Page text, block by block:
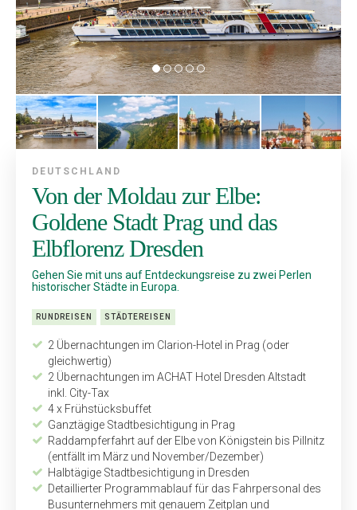
DEUTSCHLAND
Von der Moldau zur Elbe:
Goldene Stadt Prag und das
Elbflorenz Dresden
Gehen Sie mit uns auf Entdeckungsreise zu zwei Perlen
his­torischer Städte in Europa.
RUNDREISEN STÄDTEREISEN
2 Übernachtungen im Clarion-Hotel in Prag (oder
gleichwertig)
2 Übernachtungen im ACHAT Hotel Dresden Altstadt
inkl. City-Tax
4 x Frühstücksbuffet
Ganztägige Stadtbesichtigung in Prag
Raddampferfahrt auf der Elbe von Königstein bis Pillnitz
(entfällt im März und November/Dezember)
Halbtägige Stadtbesichtigung in Dresden
Detaillierter Programmablauf für das Fahrpersonal des
Bus­unternehmers mit genauem Zeitplan und